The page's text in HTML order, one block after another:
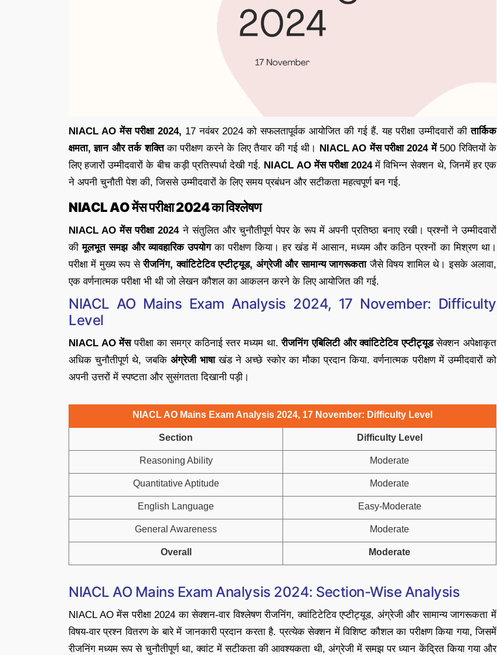
NIACL AO मेंस परीक्षा 2024, 17 नवंबर 2024 को सफलतापूर्वक आयोजित की गई हैं. यह परीक्षा उम्मीदवारों कीतार्किक
क्षमता, ज्ञान और तर्क शक्तिका परीक्षण करने के लिए तैयार की गई थी। NIACL AO मेंस परीक्षा 2024 में 500 रिक्तियों के
लिए हजारों उम्मीदवारों के बीच कड़ी प्रतिस्पर्धा देखी गई. NIACL AO मेंस परीक्षा 2024में विभिन्न सेक्शन थे, जिनमें हर एक
ने अपनी चुनौती पेश की, जिससे उम्मीदवारों के लिए समय प्रबंधन और सटीकता महत्वपूर्ण बन गई.
NIACL AO मेंस परीक्षा 2024 का विश्लेषण
NIACL AO मेंस परीक्षा 2024ने संतुलित और चुनौतीपूर्ण पेपर के रूप में अपनी प्रतिष्ठा बनाए रखी। प्रश्नों ने उम्मीदवारों
कीमूलभूत समझ और व्यावहारिक उपयोगका परीक्षण किया। हर खंड में आसान, मध्यम और कठिन प्रश्नों का मिश्रण था।
परीक्षा में मुख्य रूप सेरीजनिंग, क्वांटिटेटिव एप्टीट्यूड, अंग्रेजी और सामान्य जागरूकताजैसे विषय शामिल थे। इसके अलावा,
एक वर्णनात्मक परीक्षा भी थी जो लेखन कौशल का आकलन करने के लिए आयोजित की गई.
NIACL AO Mains Exam Analysis 2024, 17 November: Difficulty
Level
NIACL AO मेंसपरीक्षा का समग्र कठिनाई स्तर मध्यम था.रीजनिंग एबिलिटी और क्वांटिटेटिव एप्टीट्यूडसेक्शन अपेक्षाकृत
अधिक चुनौतीपूर्ण थे, जबकि अंग्रेजी भाषाखंड ने अच्छे स्कोर का मौका प्रदान किया. वर्णनात्मक परीक्षण में उम्मीदवारों को
अपनी उत्तरों में स्पष्टता और सुसंगतता दिखानी पड़ी।
NIACL AO Mains Exam Analysis 2024, 17 November: Difficulty Level
Section Difficulty Level
Reasoning Ability Moderate
Quantitative Aptitude Moderate
English Language Easy-Moderate
General Awareness Moderate
Overall Moderate
NIACL AO Mains Exam Analysis 2024: Section-Wise Analysis
NIACL AO मेंस परीक्षा 2024 का सेक्शन-वार विश्लेषण रीजनिंग, क्वांटिटेटिव एप्टीट्यूड, अंग्रेजी और सामान्य जागरूकता में
विषय-वार प्रश्न वितरण के बारे में जानकारी प्रदान करता है. प्रत्येक सेक्शन में विशिष्ट कौशल का परीक्षण किया गया, जिसमें
रीजनिंग मध्यम रूप से चुनौतीपूर्ण था, क्वांट में सटीकता की आवश्यकता थी, अंग्रेजी में समझ पर ध्यान केंद्रित किया गया और